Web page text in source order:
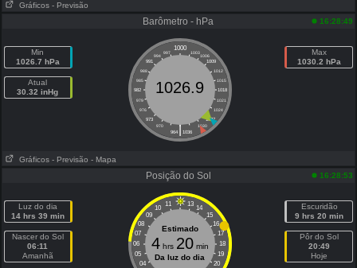
Gráficos - Previsão
Barômetro - hPa 16:28:49
Min
1026.7 hPa
Atual
30.32 inHg
1000
997 1003
994
1006
991
1009
988
1012
985
1015
982
1018
979
1021
976
1024
973
1027
970
1030
|
964 1036
1026.9
Max
1030.2 hPa
Gráficos - Previsão - Mapa
Posição do Sol 16:28:53
Luz do dia
14 hrs 39 min
Nascer do Sol
06:11
Amanhã
11 13
10
14
09
15
08
16
07
17
06
18
05
19
04
20
Estimado
4hrs 20min
Da luz do dia
Escuridão
9 hrs 20 min
Pôr do Sol
20:49
Hoje